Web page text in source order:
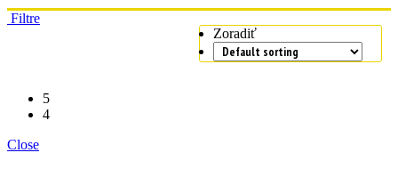
Filtre
Zoradiť
5
4
Close